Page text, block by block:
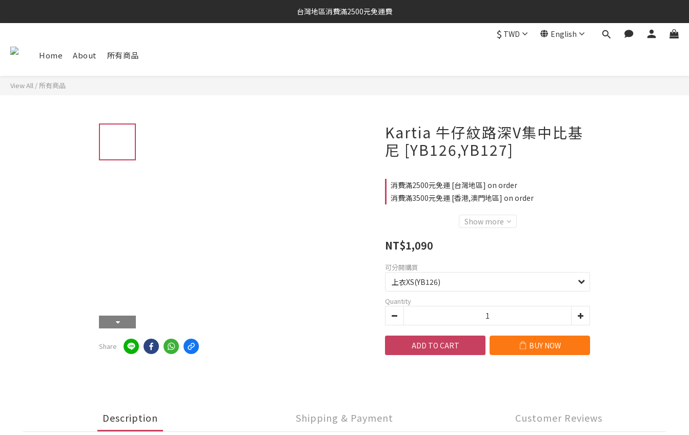
台灣地區消費滿2500元免運費
$ TWD English
Home About 所有商品
View All / 所有商品
Share
Kartia 牛仔紋路深V集中比基
尼 [YB126,YB127]
消費滿2500元免運 [台灣地區] on order
消費滿3500元免運 [香港,澳門地區] on order
Show more
NT$1,090
可分開購買
Quantity
ADD TO CART BUY NOW
Description Shipping & Payment Customer Reviews